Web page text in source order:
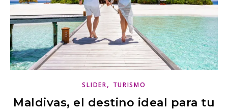
SLIDER, TURISMO
Maldivas, el destino ideal para tu